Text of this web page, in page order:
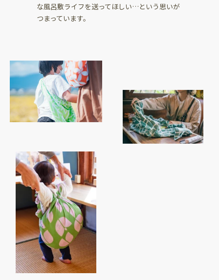
な風呂敷ライフを送ってほしい…という思いが
つまっています。